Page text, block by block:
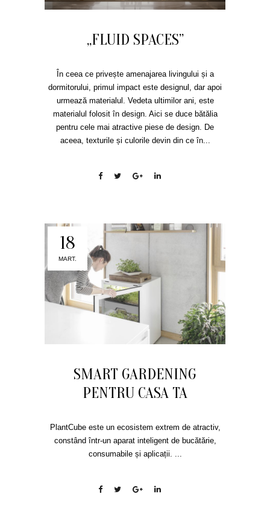
„FLUID SPACES”
În ceea ce privește amenajarea livingului și a
dormitorului, primul impact este designul, dar apoi
urmează materialul. Vedeta ultimilor ani, este
materialul folosit în design. Aici se duce bătălia
pentru cele mai atractive piese de design. De
aceea, texturile și culorile devin din ce în...
18
MART.
SMART GARDENING
PENTRU CASA TA
PlantCube este un ecosistem extrem de atractiv,
constând într-un aparat inteligent de bucătărie,
consumabile și aplicații. ...